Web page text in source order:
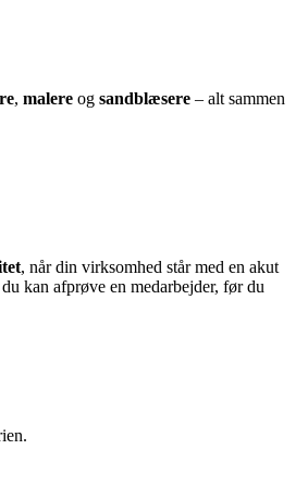
, malere og sandblæsere – alt sammen
, når din virksomhed står med en akut
kan afprøve en medarbejder, før du